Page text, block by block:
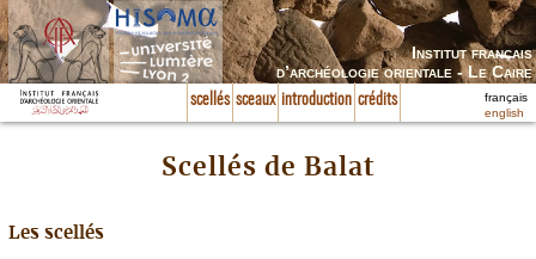
Institut français
d’archéologie orientale - Le Caire
scellés sceaux introduction crédits
français
english
Scellés de Balat
Les scellés